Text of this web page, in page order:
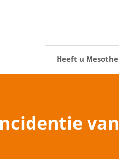
Heeft u